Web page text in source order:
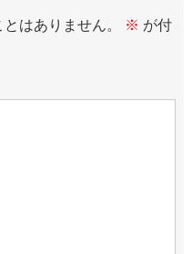
はありません。 ※ が付